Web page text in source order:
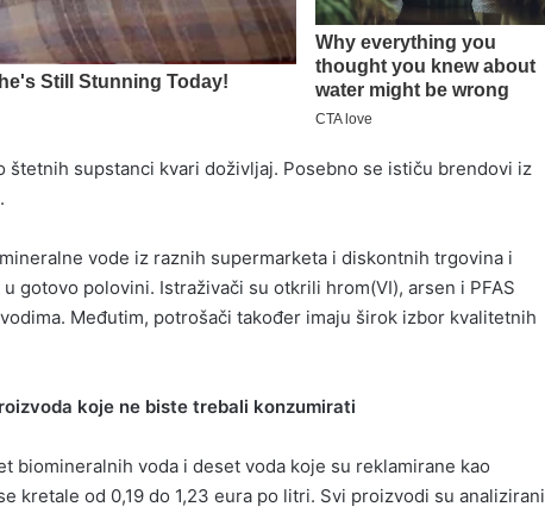
supstanci kvari doživljaj. Posebno se ističu brendovi iz
vode iz raznih supermarketa i diskontnih trgovina i
gotovo polovini. Istraživači su otkrili hrom(VI), arsen i PFAS
Međutim, potrošači također imaju širok izbor kvalitetnih
koje ne biste trebali konzumirati
biomineralnih voda i deset voda koje su reklamirane kao
kretale od 0,19 do 1,23 eura po litri. Svi proizvodi su analizirani